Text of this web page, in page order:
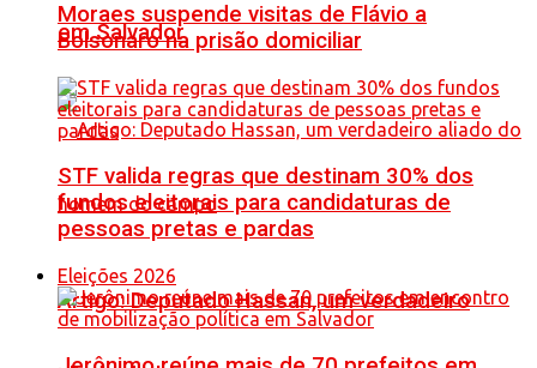
em Salvador
Artigo: Deputado Hassan, um verdadeiro
Moraes suspende visitas de Flávio a
Bolsonaro na prisão domiciliar
STF valida regras que destinam 30% dos
fundos eleitorais para candidaturas de
pessoas pretas e pardas
Eleições 2026